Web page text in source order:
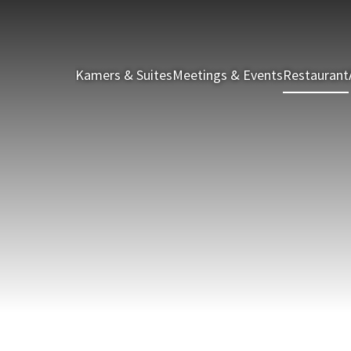
Kamers & SuitesMeetings & EventsRestaurant